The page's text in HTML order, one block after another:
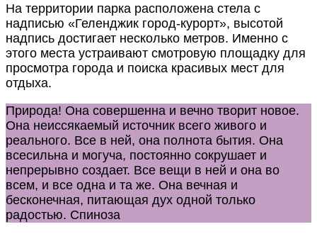
На территории парка расположена стела с
надписью «Геленджик город-курорт», высотой
надпись достигает несколько метров. Именно с
этого места устраивают смотровую площадку для
просмотра города и поиска красивых мест для
отдыха.
Природа! Она совершенна и вечно творит новое.
Она неиссякаемый источник всего живого и
реального. Все в ней, она полнота бытия. Она
всесильна и могуча, постоянно сокрушает и
непрерывно создает. Все вещи в ней и она во
всем, и все одна и та же. Она вечная и
бесконечная, питающая дух одной только
радостью. Спиноза